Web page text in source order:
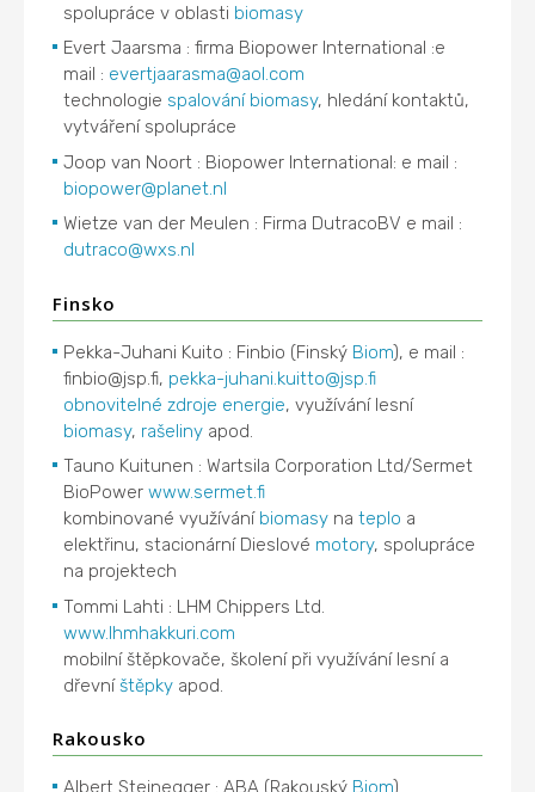
spolupráce v oblasti biomasy
Evert Jaarsma : firma Biopower International :e
mail : evertjaarasma@aol.com
technologie spalování biomasy, hledání kontaktů,
vytváření spolupráce
Joop van Noort : Biopower International: e mail :
biopower@planet.nl
Wietze van der Meulen : Firma DutracoBV e mail :
dutraco@wxs.nl
Finsko
Pekka-Juhani Kuito : Finbio (Finský Biom), e mail :
finbio@jsp.fi, pekka-juhani.kuitto@jsp.fi
obnovitelné zdroje energie, využívání lesní
biomasy, rašeliny apod.
Tauno Kuitunen : Wartsila Corporation Ltd/Sermet
BioPowerwww.sermet.fi
kombinované využívání biomasy nateplo a
elektřinu, stacionární Dieslové motory, spolupráce
na projektech
Tommi Lahti : LHM Chippers Ltd.
www.lhmhakkuri.com
mobilní štěpkovače, školení při využívání lesní a
dřevníštěpky apod.
Rakousko
Albert Steinegger : ABA (Rakouský Biom)